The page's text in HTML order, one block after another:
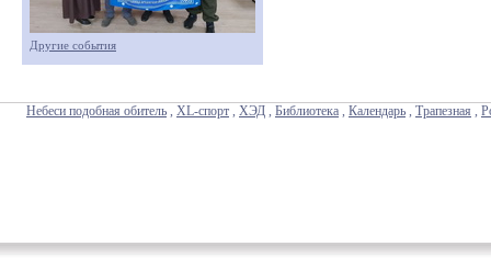
Другие события
Небеси подобная обитель , XL-спорт , ХЭД , Библиотека , Календарь , Трапезная ,